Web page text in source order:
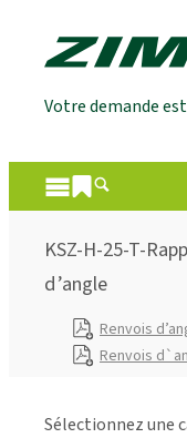
Votre demande
KSZ-H-25-T-
d’angle
Renvois
Renvois
Sélectionnez une